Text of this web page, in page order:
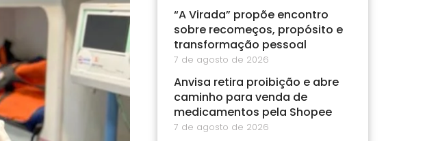
“A Virada” propõe encontro
sobre recomeços, propósito e
transformação pessoal
7 de agosto de 2026
Anvisa retira proibição e abre
caminho para venda de
medicamentos pela Shopee
7 de agosto de 2026